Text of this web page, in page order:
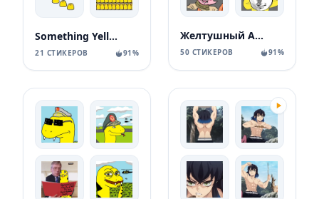
Something Yellow
21 СТИКЕРОВ 91%
Желтушный Андертейл
50 СТИКЕРОВ 91%